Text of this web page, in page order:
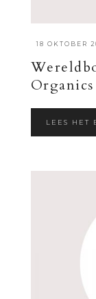
·18 OKTOBER
LEES HET